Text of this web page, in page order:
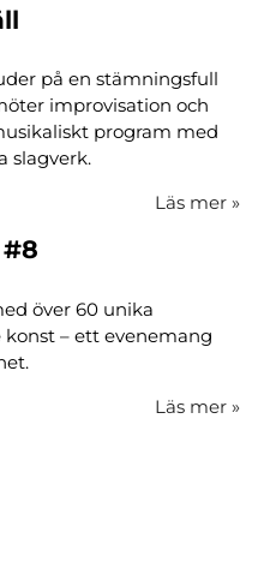
på en stämningsfull
improvisation och
program med
slagverk.
Läs mer »
över 60 unika
– ett evenemang
Läs mer »